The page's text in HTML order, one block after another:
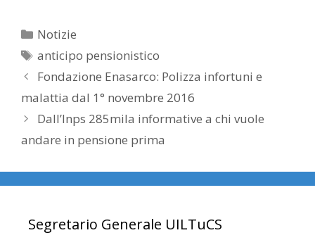
Categorie
Notizie
Tag
anticipo pensionistico
Fondazione Enasarco: Polizza infortuni e
malattia dal 1° novembre 2016
Dall’Inps 285mila informative a chi vuole
andare in pensione prima
Segretario Generale UILTuCS